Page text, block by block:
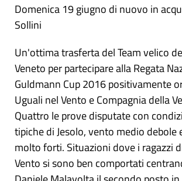
Domenica 19 giugno di nuovo in
Sollini
Un'ottima trasferta del Team velico
Veneto per partecipare alla Regata
Guldmann Cup 2016 positivamente
Uguali nel Vento e Compagnia della
Quattro le prove disputate con
tipiche di Jesolo, vento medio debole
molto forti. Situazioni dove i ragazzi
Vento si sono ben comportati